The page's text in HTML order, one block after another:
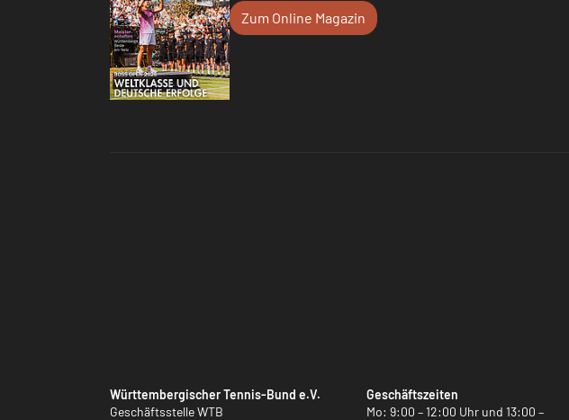
Zum Online Magazin
Württembergischer Tennis-Bund e.V.
Geschäftsstelle WTB
Geschäftszeiten
Mo: 9:00 – 12:00 Uhr und 13:00 –